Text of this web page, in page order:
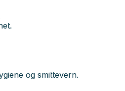
og smittevern.